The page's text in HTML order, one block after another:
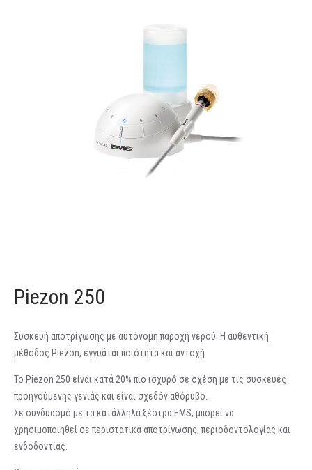
Piezon 250
Συσκευή αποτρίγωσης με αυτόνομη παροχή νερού. Η αυθεντική
μέθοδος Piezon, εγγυάται ποιότητα και αντοχή.
Το Piezon 250 είναι κατά 20% πιο ισχυρό σε σχέση με τις συσκευές
προηγούμενης γενιάς και είναι σχεδόν αθόρυβο.
Σε συνδυασμό με τα κατάλληλα ξέστρα EMS, μπορεί να
χρησιμοποιηθεί σε περιστατικά αποτρίγωσης, περιοδοντολογίας και
ενδοδοντίας.